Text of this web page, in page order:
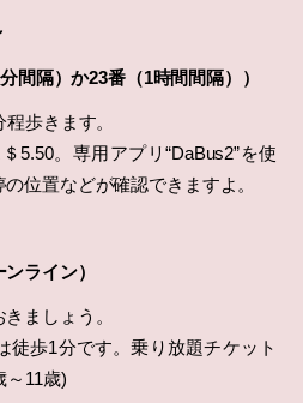
間隔）か23番（1時間間隔））
歩きます。
5.50。専用アプリ“DaBus2”を使
位置などが確認できますよ。
ライン）
ましょう。
徒歩1分です。乗り放題チケット
～11歳)